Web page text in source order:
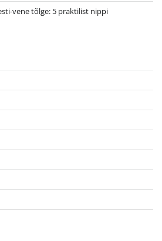
vene tõlge: 5 praktilist nippi